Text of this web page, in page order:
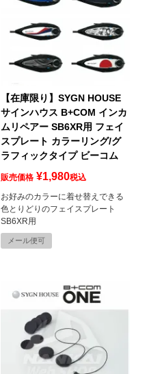
【在庫限り】SYGN HOUSE
サインハウス B+COM インカ
ムリペアー SB6XR用 フェイ
スプレート カラーリング/グ
ラフィックタイプ ビーコム
販売価格 ¥1,980税込
お好みのカラーに着せ替えできる
色とりどりのフェイスプレート
SB6XR用
メール便可